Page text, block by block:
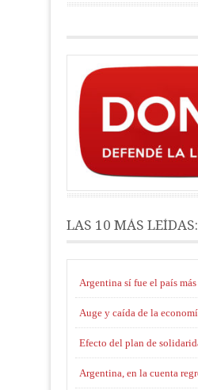
LAS 10 MÁS LEÍDAS:
Argentina sí fue el país
Auge y caída de la
Efecto del plan de
Argentina, en la cuenta